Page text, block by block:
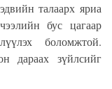
талаарх яриа
бус цагаар
боломжтой.
дараах зүйлсийг